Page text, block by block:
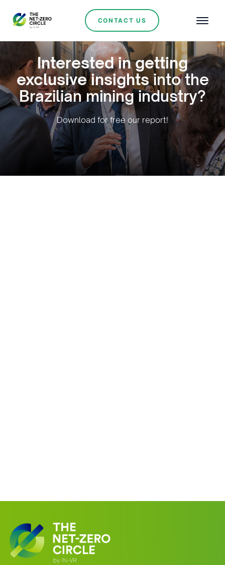
CONTACT US
Interested in getting
exclusive insightsinto the
Brazilian mining industry?
Download for free our report!